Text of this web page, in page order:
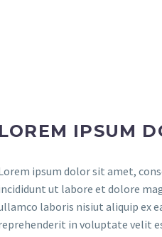
LOREM IPSUM
ipsum dolor sit amet,
ut labore et dolore
laboris nisiut aliquip ex
in voluptate velit